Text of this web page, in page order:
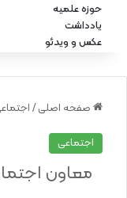
حوزه علمیه
یادداشت
عکس و ویدئو
صفحه اصلی /
اجتماعی
معاون